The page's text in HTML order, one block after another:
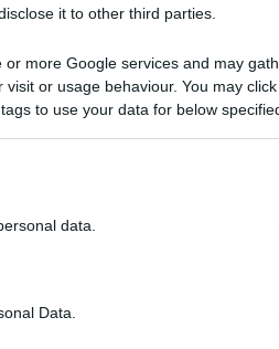
it to other third parties.
more Google services and may
or usage behaviour. You may
to use your data for below
data.
Data.